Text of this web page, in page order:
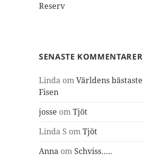
Reserv
SENASTE KOMMENTARER
Linda omVärldens bästaste
Fisen
josse omTjöt
Linda S omTjöt
Anna om Schviss…..